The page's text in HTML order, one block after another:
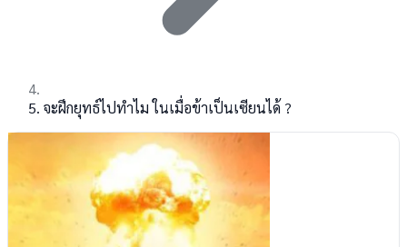
จะฝึกยุทธ์ไปทำไม ในเมื่อข้าเป็นเซียนได้ ?